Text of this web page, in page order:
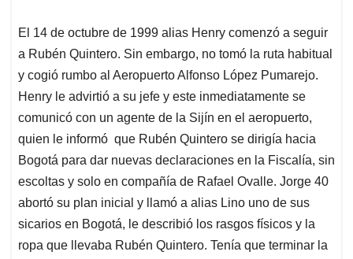
El 14 de octubre de 1999 alias Henry comenzó a seguir
a Rubén Quintero. Sin embargo, no tomó la ruta habitual
y cogió rumbo al Aeropuerto Alfonso López Pumarejo.
Henry le advirtió a su jefe y este inmediatamente se
comunicó con un agente de la Sijín en el aeropuerto,
quien le informó que Rubén Quintero se dirigía hacia
Bogotá para dar nuevas declaraciones en la Fiscalía, sin
escoltas y solo en compañía de Rafael Ovalle. Jorge 40
abortó su plan inicial y llamó a alias Lino uno de sus
sicarios en Bogotá, le describió los rasgos físicos y la
ropa que llevaba Rubén Quintero. Tenía que terminar la